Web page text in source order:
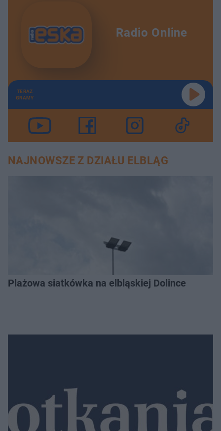
Radio Online
TERAZ
GRAMY
NAJNOWSZE Z DZIAŁU ELBLĄG
Plażowa siatkówka na elbląskiej Dolince